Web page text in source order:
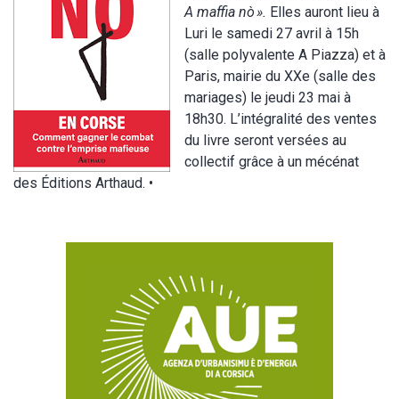
A maffia nò ». Elles auront lieu à
Luri le samedi 27 avril à 15h
(salle polyvalente A Piazza) et à
Paris, mairie du XXe (salle des
mariages) le jeudi 23 mai à
18h30. L’intégralité des ventes
du livre seront versées au
collectif grâce à un mécénat
des Éditions Arthaud. •